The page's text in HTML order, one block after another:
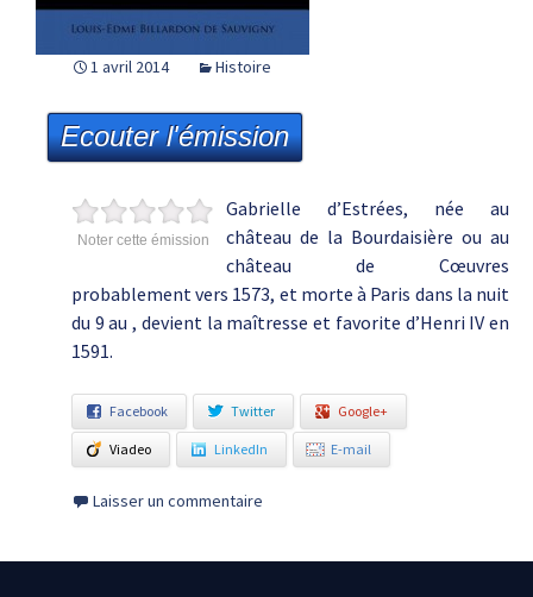
1 avril 2014 Histoire
Ecouter l'émission
Noter cette émission
Gabrielle d’Estrées, née au
château de la Bourdaisière ou au
château de Cœuvres
probablement vers 1573, et morte à Paris dans la nuit
du 9 au , devient la maîtresse et favorite d’Henri IV en
1591.
Facebook Twitter Google+
Viadeo LinkedIn E-mail
Laisser un commentaire